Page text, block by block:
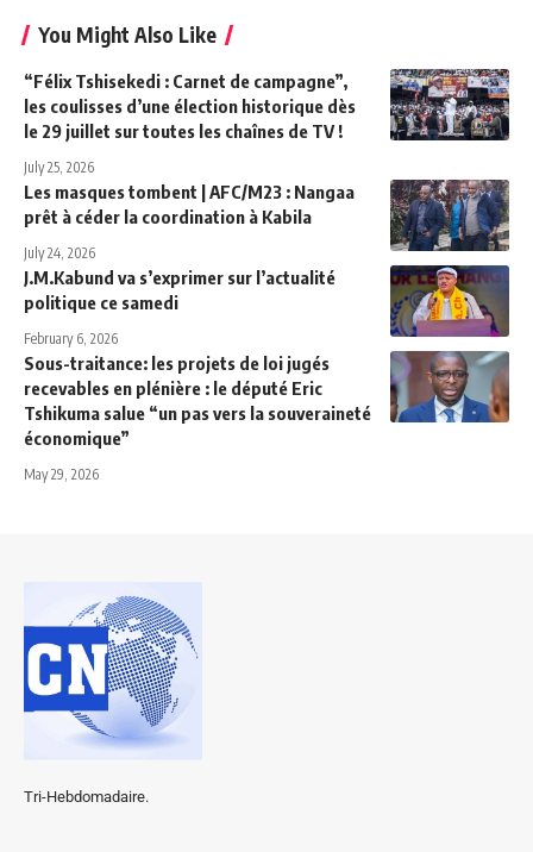
You Might Also Like
“Félix Tshisekedi : Carnet de campagne”,
les coulisses d’une élection historique dès
le 29 juillet sur toutes les chaînes de TV !
July 25, 2026
Les masques tombent | AFC/M23 : Nangaa
prêt à céder la coordination à Kabila
July 24, 2026
J.M.Kabund va s’exprimer sur l’actualité
politique ce samedi
February 6, 2026
Sous-traitance: les projets de loi jugés
recevables en plénière : le député Eric
Tshikuma salue “un pas vers la souveraineté
économique”
May 29, 2026
Tri-Hebdomadaire.